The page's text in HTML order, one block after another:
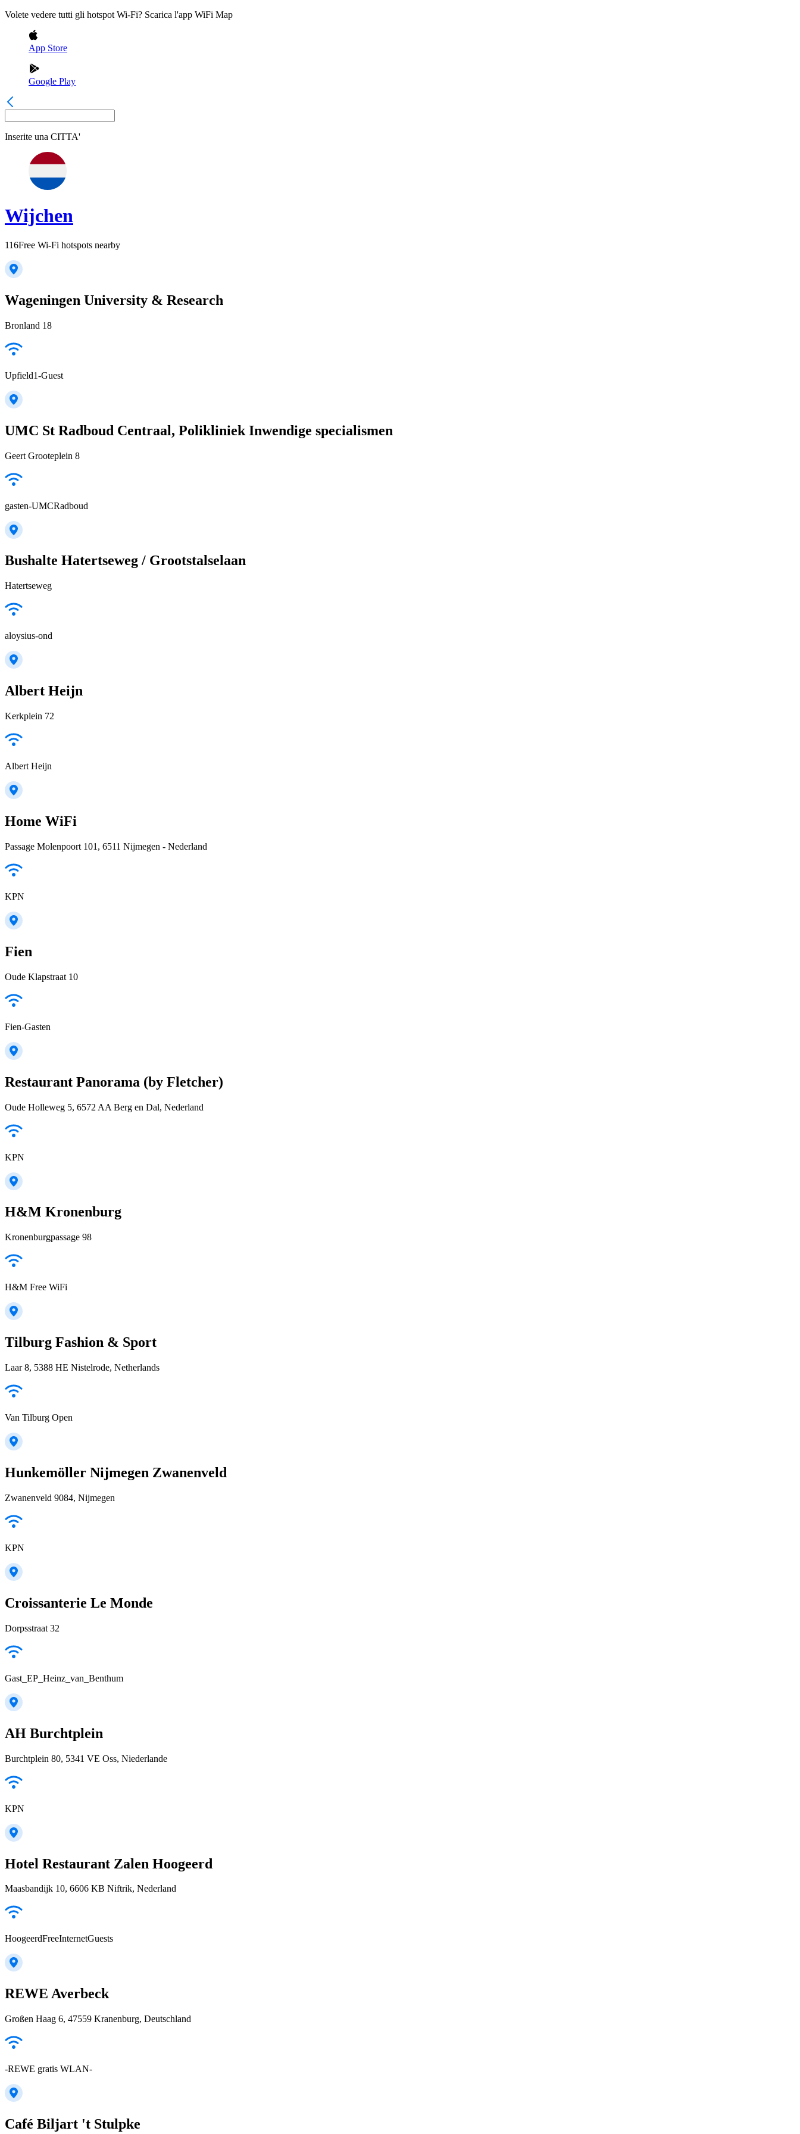
Volete vedere tutti gli hotspot Wi-Fi? Scarica l'app WiFi Map
App Store
Google Play
Inserite una CITTA'
Wijchen
116Free Wi-Fi hotspots nearby
Wageningen University & Research
Bronland 18
Upfield1-Guest
UMC St Radboud Centraal, Polikliniek Inwendige specialismen
Geert Grooteplein 8
gasten-UMCRadboud
Bushalte Hatertseweg / Grootstalselaan
Hatertseweg
aloysius-ond
Albert Heijn
Kerkplein 72
Albert Heijn
Home WiFi
Passage Molenpoort 101, 6511 Nijmegen - Nederland
KPN
Fien
Oude Klapstraat 10
Fien-Gasten
Restaurant Panorama (by Fletcher)
Oude Holleweg 5, 6572 AA Berg en Dal, Nederland
KPN
H&M Kronenburg
Kronenburgpassage 98
H&M Free WiFi
Tilburg Fashion & Sport
Laar 8, 5388 HE Nistelrode, Netherlands
Van Tilburg Open
Hunkemöller Nijmegen Zwanenveld
Zwanenveld 9084, Nijmegen
KPN
Croissanterie Le Monde
Dorpsstraat 32
Gast_EP_Heinz_van_Benthum
AH Burchtplein
Burchtplein 80, 5341 VE Oss, Niederlande
KPN
Hotel Restaurant Zalen Hoogeerd
Maasbandijk 10, 6606 KB Niftrik, Nederland
HoogeerdFreeInternetGuests
REWE Averbeck
Großen Haag 6, 47559 Kranenburg, Deutschland
-REWE gratis WLAN-
Café Biljart 't Stulpke